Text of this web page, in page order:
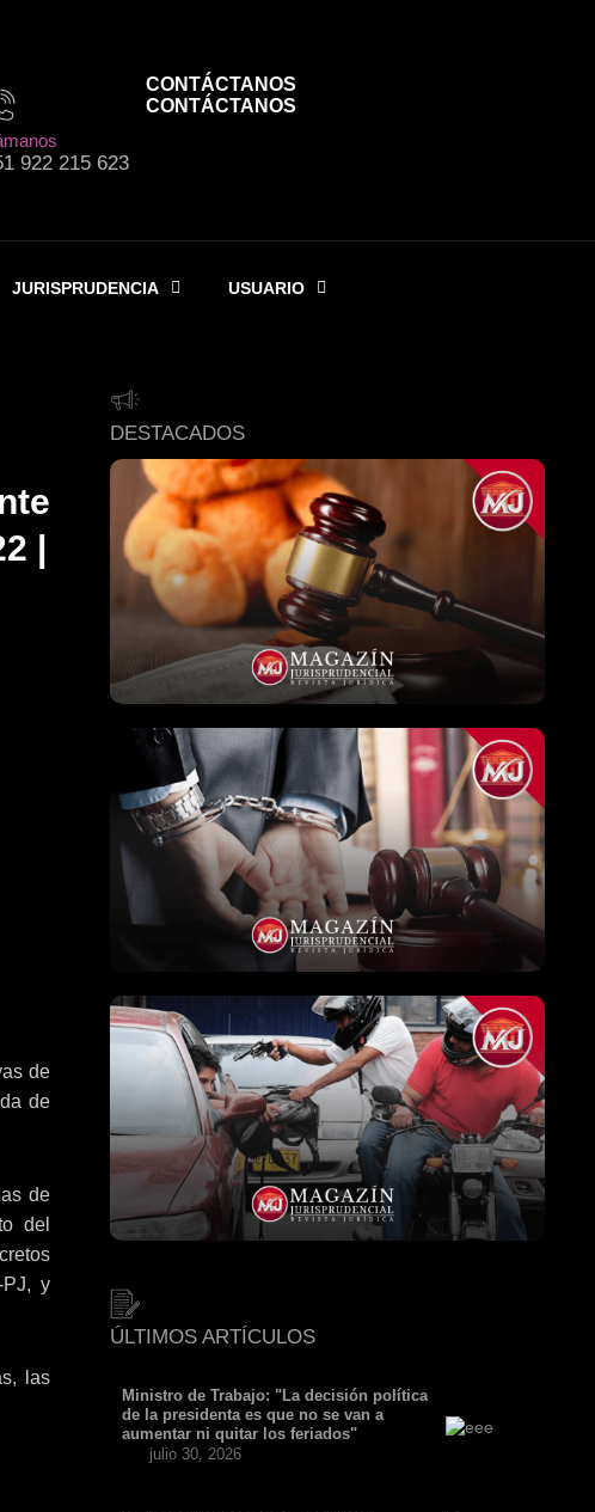
922 215 623
CONTÁCTANOS
CONTÁCTANOS
JURISPRUDENCIA USUARIO
|
de
de
de
del
PJ, y
las
DESTACADOS
ÚLTIMOS ARTÍCULOS
Ministro de Trabajo: "La decisión política
de la presidenta es que no se van a
aumentar ni quitar los feriados"
julio 30, 2026